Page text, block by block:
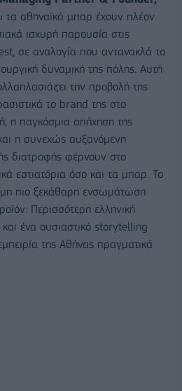
τα αθηναϊκά μπαρ έχουν πλέον
ισχυρή παρουσία στις
σε αναλογία που αντανακλά το
δυναμική της πόλης. Αυτή
την προβολή της
το brand της στο
η παγκόσμια απήχηση της
η συνεχώς αυξανόμενη
διατροφής φέρνουν στο
εστιατόρια όσο και τα μπαρ. Το
πιο ξεκάθαρη ενσωμάτωση
Περισσότερη ελληνική
και ένα ουσιαστικό storytelling
της Αθήνας πραγματικά